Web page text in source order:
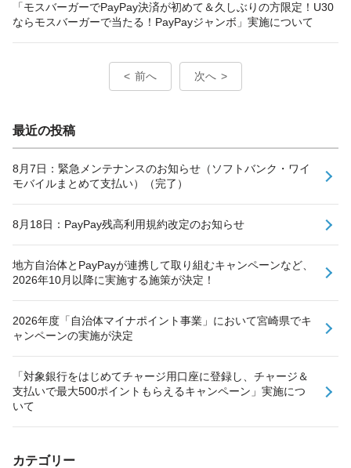
「モスバーガーでPayPay決済が初めて＆久しぶりの方限定！U30
ならモスバーガーで当たる！PayPayジャンボ」実施について
前へ 次へ
最近の投稿
8月7日：緊急メンテナンスのお知らせ（ソフトバンク・ワイ
モバイルまとめて支払い）（完了）
8月18日：PayPay残高利用規約改定のお知らせ
地方自治体とPayPayが連携して取り組むキャンペーンなど、
2026年10月以降に実施する施策が決定！
2026年度「自治体マイナポイント事業」において宮崎県でキ
ャンペーンの実施が決定
「対象銀行をはじめてチャージ用口座に登録し、チャージ＆
支払いで最大500ポイントもらえるキャンペーン」実施につ
いて
カテゴリー